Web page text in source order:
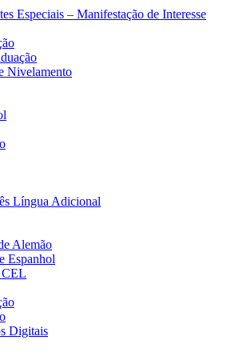
Especiais – Manifestação de Interesse
Nivelamento
Língua Adicional
Alemão
Espanhol
Digitais